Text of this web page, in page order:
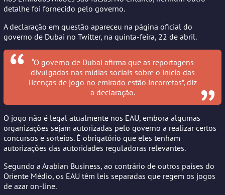
detalhe foi fornecido pelo governo.
A declaração em questão apareceu na página oficial do
governo de Dubai no Twitter, na quinta-feira, 22 de abril.
“O governo de Dubai afirma que as reportagens
divulgadas nas mídias sociais sobre o início das
licenças de jogo no emirado estão incorretas”, diz
a declaração.
O jogo não é legal atualmente nos EAU, embora algumas
organizações sejam autorizadas pelo governo a realizar certos
concursos e sorteios. É obrigatório que eles tenham
autorizações das autoridades reguladoras relevantes.
Segundo a Arabian Business, ao contrário de outros países do
Oriente Médio, os EAU têm leis separadas que regem os jogos
de azar on-line.